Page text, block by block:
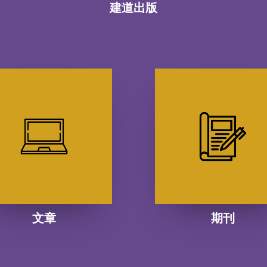
建道出版
文章 期刊